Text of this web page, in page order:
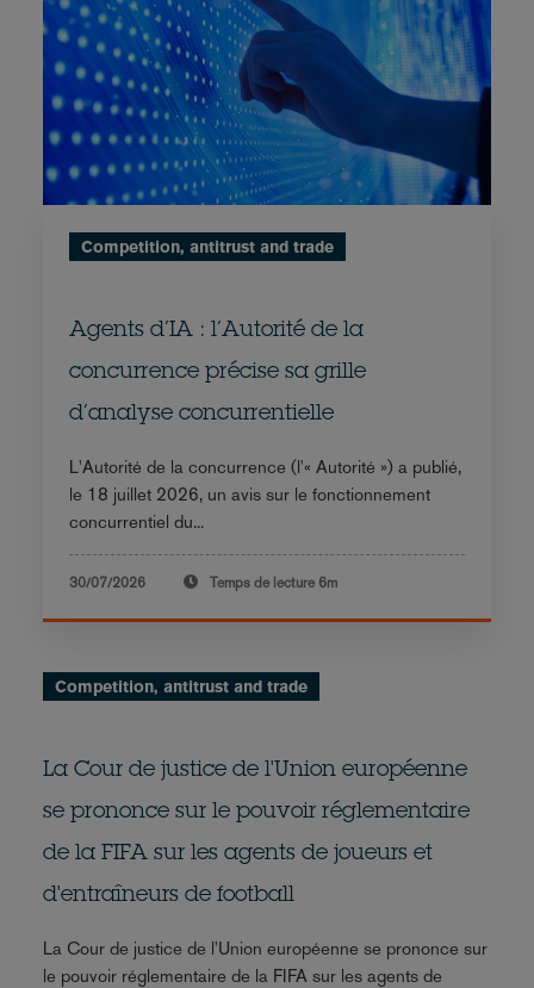
Competition, antitrust and trade
Agents d’IA : l’Autorité de la
concurrence précise sa grille
d’analyse concurrentielle
L'Autorité de la concurrence (l'« Autorité ») a publié,
le 18 juillet 2026, un avis sur le fonctionnement
concurrentiel du...
30/07/2026 Temps de lecture 6m
Competition, antitrust and trade
La Cour de justice de l'Union européenne
se prononce sur le pouvoir réglementaire
de la FIFA sur les agents de joueurs et
d'entraîneurs de football
La Cour de justice de l'Union européenne se prononce sur
le pouvoir réglementaire de la FIFA sur les agents de